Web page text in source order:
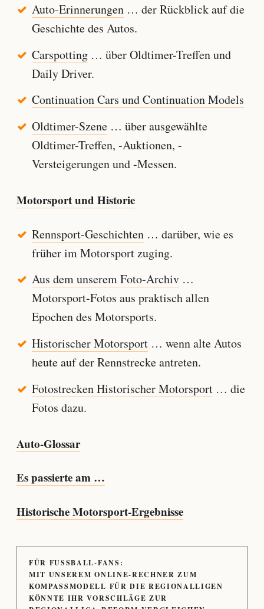
Auto-Erinnerungen… der Rückblick auf die
Geschichte des Autos.
Carspotting… über Oldtimer-Treffen und
Daily Driver.
Continuation Cars und Continuation Models
Oldtimer-Szene… über ausgewählte
Oldtimer-Treffen, -Auktionen, -
Versteigerungen und -Messen.
Motorsport und Historie
Rennsport-Geschichten… darüber, wie es
früher im Motorsport zuging.
Aus dem unserem Foto-Archiv…
Motorsport-Fotos aus praktisch allen
Epochen des Motorsports.
Historischer Motorsport… wenn alte Autos
heute auf der Rennstrecke antreten.
Fotostrecken Historischer Motorsport… die
Fotos dazu.
Auto-Glossar
Es passierte am …
Historische Motorsport-Ergebnisse
FÜR FUSSBALL-FANS:
MIT UNSEREM ONLINE-RECHNER ZUM
KOMPASSMODELL FÜR DIE REGIONALLIGEN
KÖNNTE IHR VORSCHLÄGE ZUR